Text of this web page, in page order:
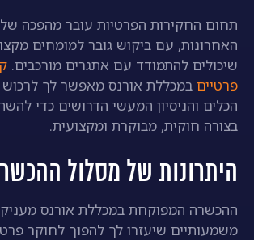
תחום החקירות הפרטיות עובר מהפכה
האחרונות, עם ביקוש גובר למומחים
שיכולים להתמודד עם אתגרים מורכבים.
פרטיים במכללת אורנס מאפשר לך
הכלים והניסיון המעשי הדרושים כדי
בצורה חוקית, מבוקרת ומקצועית.
היתרונות של מסלול
ההכשרה המפוקחת במכללת אורנס
משמעותיים שיעזרו לך להפוך לחוקר